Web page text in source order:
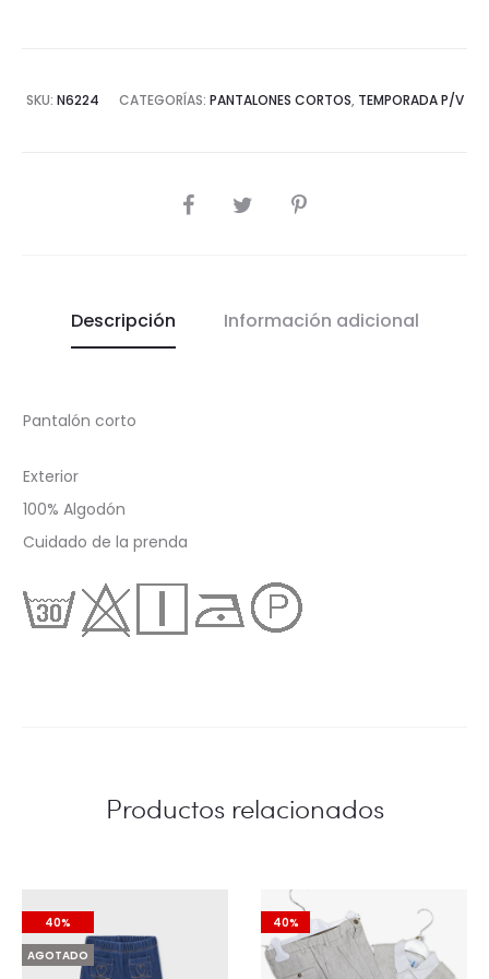
SKU: N6224 CATEGORÍAS: PANTALONES CORTOS, TEMPORADA P/V
COMPARTIR
Descripción Información adicional
Pantalón corto
Exterior
100% Algodón
Cuidado de la prenda
Productos relacionados
40%
AGOTADO
40%